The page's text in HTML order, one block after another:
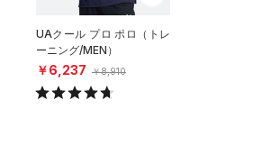
UAクール プロ ポロ（トレ
ーニング/MEN）
￥6,237 ￥8,910